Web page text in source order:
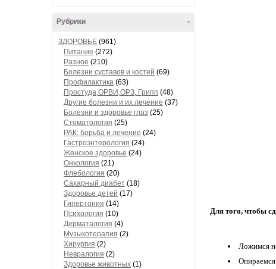
-
Рубрики
ЗДОРОВЬЕ (961)
Питание (272)
Разное (210)
Болезни суставов и костей (69)
Профилактика (63)
Простуда,ОРВИ,ОРЗ, Грипп (48)
Другие болезни и их лечение (37)
Болезни и здоровье глаз (25)
Стоматология (25)
РАК: борьба и лечение (24)
Гастроэнтерология (24)
Женское здоровье (24)
Онкология (21)
Флебология (20)
Сахарный диабет (18)
Здоровье детей (17)
Гипертония (14)
Психология (10)
Дерматалогия (4)
Музыкотерапия (2)
Хирургия (2)
Невралогия (2)
Здоровье животных (1)
Для того, чтобы
Ложимся